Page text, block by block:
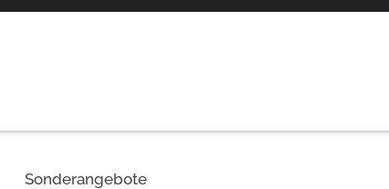
Sonderangebote